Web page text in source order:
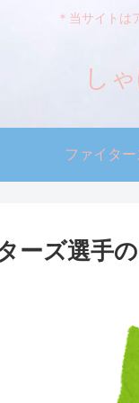
＊当サイトは
し
ファイタ
ーズ選手